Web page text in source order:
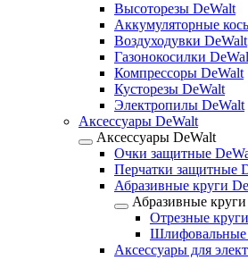
Высоторезы DeWalt
Аккумуляторные
Воздуходувки DeWalt
Газонокосилки
Компрессоры DeWalt
Кусторезы DeWalt
Электропилы DeWalt
Аксессуары DeWalt
Аксессуары DeWalt
Очки защитные
Перчатки защитные
Абразивные круги
Абразивные
Отрезные
Шлифовальные
Аксессуары для